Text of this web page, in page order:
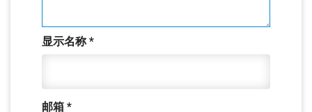
显示名称*
邮箱 *